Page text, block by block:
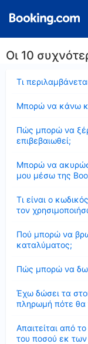
Οι 10
Τι
Μπορώ να κάνω
Πώς μπορώ να
επιβεβαιωθεί;
Μπορώ να
μου μέσω της
Τι είναι ο
τον
Πού μπορώ να βρω
καταλύματος;
Πώς μπορώ να δω
Έχω δώσει τα
πληρωμή πότε θα
Απαιτείται από
του ποσού εκ